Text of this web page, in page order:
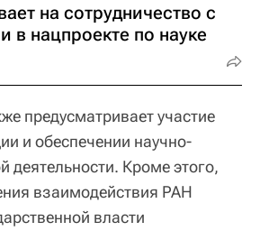
на сотрудничество с
в нацпроекте по науке
предусматривает участие
и обеспечении научно-
деятельности. Кроме этого,
взаимодействия РАН
власти